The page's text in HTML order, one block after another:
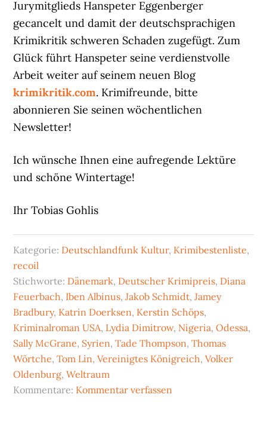
Jurymitglieds Hanspeter Eggenberger
gecancelt und damit der deutschsprachigen
Krimikritik schweren Schaden zugefügt. Zum
Glück führt Hanspeter seine verdienstvolle
Arbeit weiter auf seinem neuen Blog
krimikritik.com. Krimifreunde, bitte
abonnieren Sie seinen wöchentlichen
Newsletter!
Ich wünsche Ihnen eine aufregende Lektüre
und schöne Wintertage!
Ihr Tobias Gohlis
Kategorie: Deutschlandfunk Kultur, Krimibestenliste,
recoil
Stichworte: Dänemark, Deutscher Krimipreis, Diana
Feuerbach, Iben Albinus,Jakob Schmidt,Jamey
Bradbury, Katrin Doerksen, Kerstin Schöps,
Kriminalroman USA, Lydia Dimitrow, Nigeria,Odessa,
Sally McGrane, Syrien,Tade Thompson,Thomas
Wörtche,Tom Lin,Vereinigtes Königreich,Volker
Oldenburg,Weltraum
Kommentare: Kommentar verfassen